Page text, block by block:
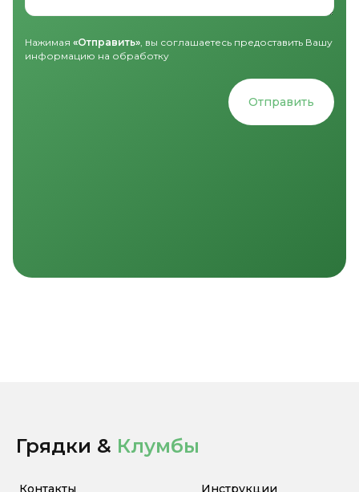
Нажимая «Отправить» , вы соглашаетесь предоставить Вашу
информацию на обработку
Отправить
Грядки & Клумбы
Контакты Инструкции